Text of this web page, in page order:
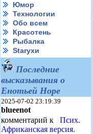
Юмор
Технологии
Обо всем
Красотень
Рыбалка
Starухи
Последние
высказывания о
Енотьей Норе
2025-07-02 23:19:39
blueenot
комментарий к Псих.
Африканская версия.